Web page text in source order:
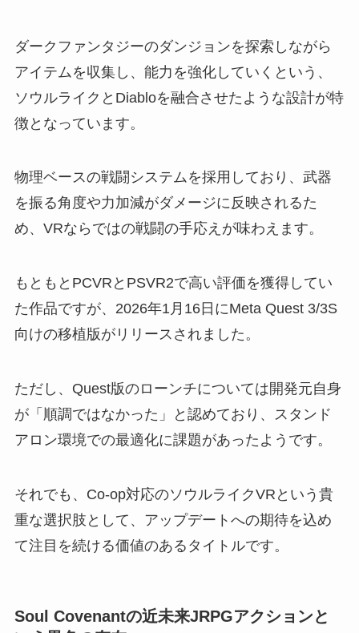
ダークファンタジーのダンジョンを探索しながら
アイテムを収集し、能力を強化していくという、
ソウルライクとDiabloを融合させたような設計が特
徴となっています。
物理ベースの戦闘システムを採用しており、武器
を振る角度や力加減がダメージに反映されるた
め、VRならではの戦闘の手応えが味わえます。
もともとPCVRとPSVR2で高い評価を獲得してい
た作品ですが、2026年1月16日にMeta Quest 3/3S
向けの移植版がリリースされました。
ただし、Quest版のローンチについては開発元自身
が「順調ではなかった」と認めており、スタンド
アロン環境での最適化に課題があったようです。
それでも、Co-op対応のソウルライクVRという貴
重な選択肢として、アップデートへの期待を込め
て注目を続ける価値のあるタイトルです。
Soul Covenantの近未来JRPGアクションと